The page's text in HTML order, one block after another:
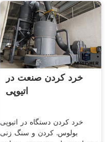
خرد کردن صنعت در
اتیوپی
خرد کردن دستگاه در اتیوپی
بولوس. کردن و سنگ زنی